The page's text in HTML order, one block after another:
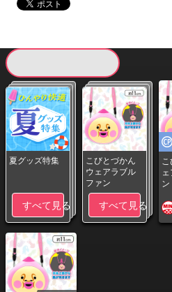
夏グッズ特集
すべて見る
こびとづかん
ウェアラブル
ファン
すべて見る
ン